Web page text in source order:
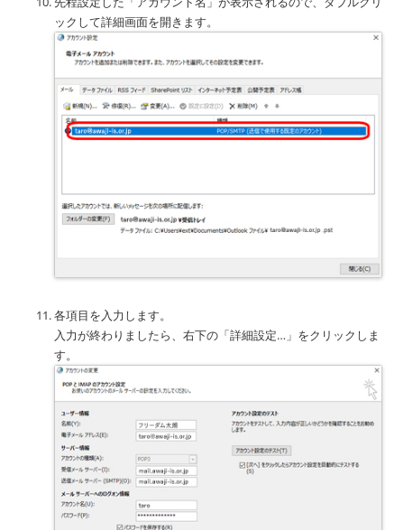
ックして詳細画面を開きます。
各項目を入力します。
入力が終わりましたら、右下の「詳細設定…」をクリックしま
す。